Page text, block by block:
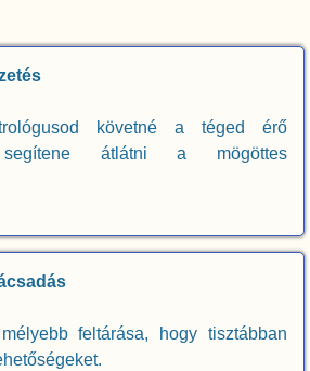
követné a téged érő
átlátni a mögöttes
feltárása, hogy tisztábban